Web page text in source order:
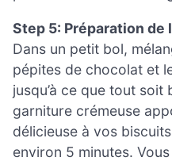
Step 5: Préparation de
Dans un petit bol,
pépites de chocolat et
jusqu’à ce que tout
garniture crémeuse
délicieuse à vos
environ 5 minutes.